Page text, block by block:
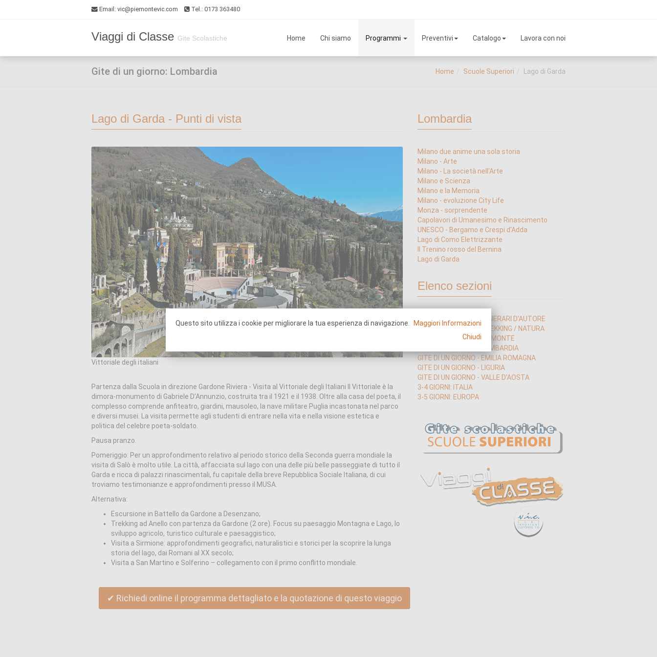
Email : vic@piemontevic.com Tel.: 0173 363480
Viaggi di Classe Gite Scolastiche Home Chi siamo Programmi Preventivi Catalogo Lavora con noi
Gite di un giorno: Lombardia Home Scuole Superiori Lago di Garda
Lago di Garda - Punti di vista
Vittoriale degli italiani
Partenza dalla Scuola in direzione Gardone Riviera - Visita al Vittoriale degli Italiani Il Vittoriale è la
dimora-monumento di Gabriele D’Annunzio, costruita tra il 1921 e il 1938. Oltre alla casa del poeta, il
complesso comprende anfiteatro, giardini, mausoleo, la nave militare Puglia incastonata nel parco
e diversi musei. La visita permette agli studenti di entrare nella vita e nella visione estetica e
politica del celebre poeta-soldato.
Pausa pranzo.
Pomeriggio: Per un approfondimento relativo al periodo storico della Seconda guerra mondiale la
visita di Salò è molto utile. La città, affacciata sul lago con una delle più belle passeggiate di tutto il
Garda e ricca di palazzi rinascimentali, fu capitale della breve Repubblica Sociale Italiana, di cui
troviamo testimonianze e approfondimenti presso il MUSA.
Alternativa:
Escursione in Battello da Gardone a Desenzano;
Trekking ad Anello con partenza da Gardone (2 ore). Focus su paesaggio Montagna e Lago, lo
sviluppo agricolo, turistico culturale e paesaggistico;
Visita a Sirmione: approfondimenti geografici, naturalistici e storici per la scoprire la lunga
storia del lago, dai Romani al XX secolo;
Visita a San Martino e Solferino – collegamento con il primo conflitto mondiale.
✔ Richiedi online il programma dettagliato e la quotazione di questo viaggio
Lombardia
Milano due anime una sola storia
Milano - Arte
Milano - La società nell'Arte
Milano e Scienza
Milano e la Memoria
Milano - evoluzione City Life
Monza - sorprendente
Capolavori di Umanesimo e Rinascimento
UNESCO - Bergamo e Crespi d'Adda
Lago di Como Elettrizzante
Il Trenino rosso del Bernina
Lago di Garda
Elenco sezioni
GITE DI UN GIORNO - ITINERARI D'AUTORE
GITE DI UN GIORNO - TREKKING / NATURA
GITE DI UN GIORNO - PIEMONTE
GITE DI UN GIORNO - LOMBARDIA
GITE DI UN GIORNO - EMILIA ROMAGNA
GITE DI UN GIORNO - LIGURIA
GITE DI UN GIORNO - VALLE D'AOSTA
3-4 GIORNI: ITALIA
3-5 GIORNI: EUROPA
Questo sito utilizza i cookie per migliorare la tua esperienza di navigazione.
Maggiori Informazioni
Chiudi